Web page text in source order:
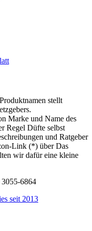
stellt
Marke und Name des
Regel Düfte selbst
und Ratgeber
Link (*) über Das
wir dafür eine kleine
6864
seit 2013